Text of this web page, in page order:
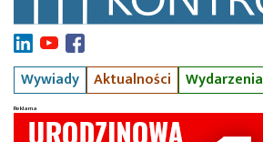
Wywiady Aktualności Wydarzenia